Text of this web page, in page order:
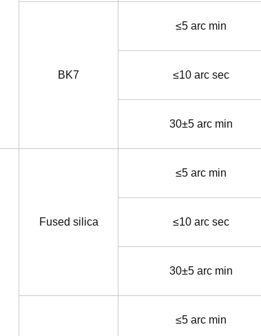
BK7
≤5 arc min
≤10 arc sec
30±5 arc min
Fused silica
≤5 arc min
≤10 arc sec
30±5 arc min
≤5 arc min